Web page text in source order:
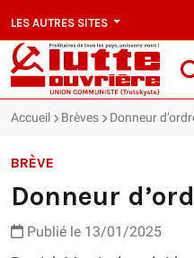
LES AUTRES SITES
Accueil Brèves Donneur
BRÈVE
Donneur
Publié le 13/01/2025